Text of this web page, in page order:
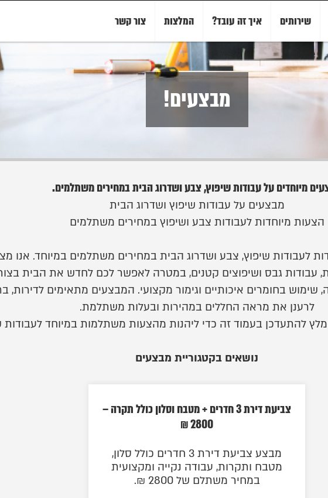
שירותים איך זה עובד? המלצות צור קשר
מבצעים!
מיוחדים על עבודות שיפוץ, צבע ושדרוג הבית במחירים משתלמים.
מבצעים על עבודות שיפוץ ושדרוג הבית
הצעות מיוחדות לעבודות צבע ושיפוץ במחירים משתלמים
לעבודות שיפוץ, צבע ושדרוג הבית במחירים משתלמים במיוחד. אנו
עבודות גבס ושיפוצים קטנים, במטרה לאפשר לכם לחדש את הבית
בחומרים איכותיים וגימור מקצועי. המבצעים מתאימים לדירות,
לרענן את מראה החללים במהירות ובעלות משתלמת.
להתעדכן בעמוד זה כדי ליהנות מהצעות משתלמות במיוחד לעבודות
נושאים בקטגוריית מבצעים
צביעת דירת 3 חדרים + מטבח וסלון כולל תקרה –
2800 ₪
מבצע צביעת דירת 3 חדרים כולל סלון,
מטבח ותקרות, עבודה נקייה ומקצועית
במחיר משתלם של 2800 ₪.